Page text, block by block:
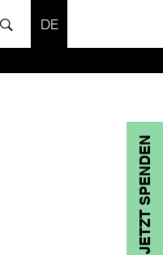
SPRACHE
JETZT SPENDEN